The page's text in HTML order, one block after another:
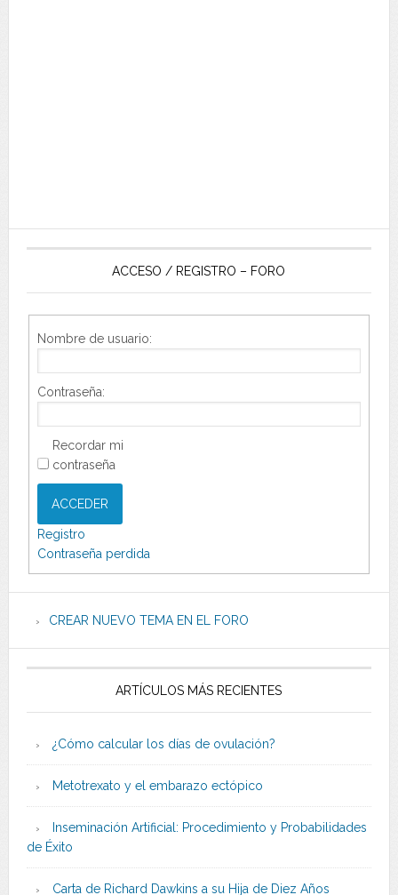
ACCESO / REGISTRO – FORO
Nombre de usuario:
Contraseña:
Recordar mi
contraseña
ACCEDER
Registro
Contraseña perdida
CREAR NUEVO TEMA EN EL FORO
ARTÍCULOS MÁS RECIENTES
¿Cómo calcular los días de ovulación?
Metotrexato y el embarazo ectópico
Inseminación Artificial: Procedimiento y Probabilidades
de Éxito
Carta de Richard Dawkins a su Hija de Diez Años